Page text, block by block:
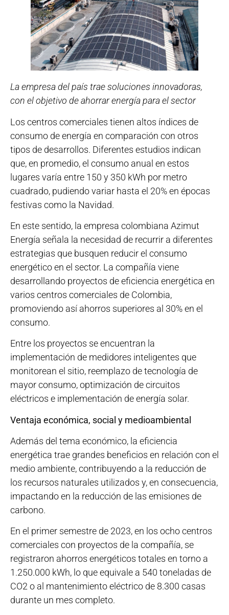
La empresa del país trae soluciones innovadoras,
con el objetivo de ahorrar energía para el sector
Los centros comerciales tienen altos índices de
consumo de energía en comparación con otros
tipos de desarrollos. Diferentes estudios indican
que, en promedio, el consumo anual en estos
lugares varía entre 150 y 350 kWh por metro
cuadrado, pudiendo variar hasta el 20% en épocas
festivas como la Navidad.
En este sentido, la empresa colombiana Azimut
Energía señala la necesidad de recurrir a diferentes
estrategias que busquen reducir el consumo
energético en el sector. La compañía viene
desarrollando proyectos de eficiencia energética en
varios centros comerciales de Colombia,
promoviendo así ahorros superiores al 30% en el
consumo.
Entre los proyectos se encuentran la
implementación de medidores inteligentes que
monitorean el sitio, reemplazo de tecnología de
mayor consumo, optimización de circuitos
eléctricos e implementación de energía solar.
Ventaja económica, social y medioambiental
Además del tema económico, la eficiencia
energética trae grandes beneficios en relación con el
medio ambiente, contribuyendo a la reducción de
los recursos naturales utilizados y, en consecuencia,
impactando en la reducción de las emisiones de
carbono.
En el primer semestre de 2023, en los ocho centros
comerciales con proyectos de la compañía, se
registraron ahorros energéticos totales en torno a
1.250.000 kWh, lo que equivale a 540 toneladas de
CO2 o al mantenimiento eléctrico de 8.300 casas
durante un mes completo.